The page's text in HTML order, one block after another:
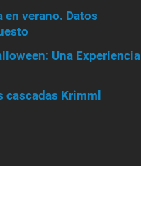
en verano. Datos
Una Experiencia
cascadas Krimml